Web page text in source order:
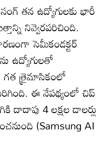
తన ఉద్యోగులకు భారీ
నివ్వెరపరిచింది.
సెమీకండక్టర్
ఉద్యోగులతో
గత త్రైమాసికంలో
ఈ నేపథ్యంలో చిప్
దాదాపు 4 లక్షల డాలర్లు
(Samsung AI